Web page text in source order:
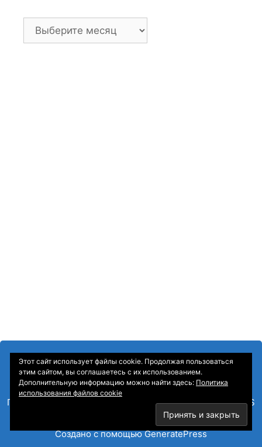
Архив
новостей
Главная Контакты— Sitemap—
RSS
© 2026 Корпоративные информационные системы•
Создано с помощьюGeneratePress
Этот сайт использует файлы cookie. Продолжая пользоваться
этим сайтом, вы соглашаетесь с их использованием.
Дополнительную информацию можно найти здесь: Политика
использования файлов cookie